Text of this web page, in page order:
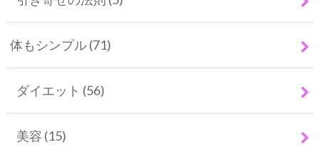
体もシンプル(71)
ダイエット (56)
美容 (15)